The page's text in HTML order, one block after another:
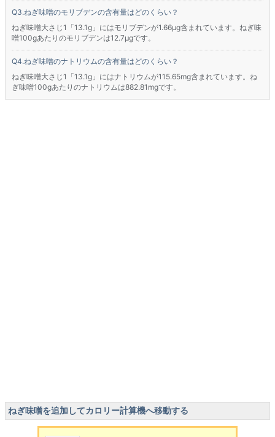
ねぎ味噌のモリブデンの含有量はどのくらい？
ねぎ味噌大さじ1「13.1g」にはモリブデンが1.66μg含まれています。ねぎ味
噌100gあたりのモリブデンは12.7μgです。
ねぎ味噌のナトリウムの含有量はどのくらい？
ねぎ味噌大さじ1「13.1g」にはナトリウムが115.65mg含まれています。ね
ぎ味噌100gあたりのナトリウムは882.81mgです。
ねぎ味噌を追加してカロリー計算機へ移動する